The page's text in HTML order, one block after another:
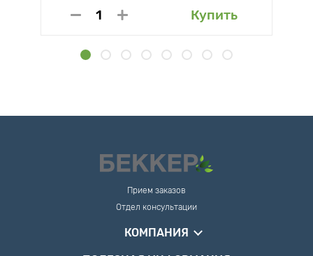
Купить
Прием заказов
Отдел консультации
КОМПАНИЯ